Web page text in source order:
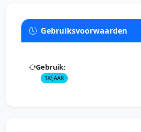
Gebruiksvoorwaarden
Gebruik:
1X/JAAR